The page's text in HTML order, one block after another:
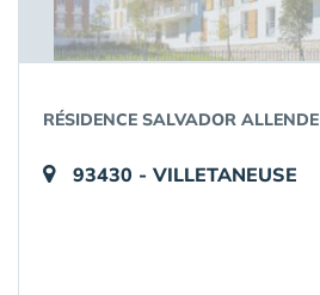
RÉSIDENCE SALVADOR ALLENDE
93430 - VILLETANEUSE